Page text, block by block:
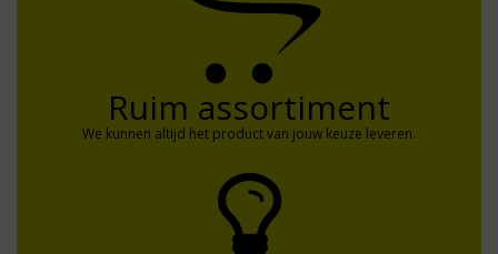
Ruim assortiment
We kunnen altijd het product van jouw keuze leveren.